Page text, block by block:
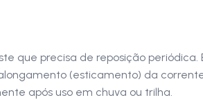
que precisa de reposição periódica.
(esticamento) da
após uso em chuva ou trilha.